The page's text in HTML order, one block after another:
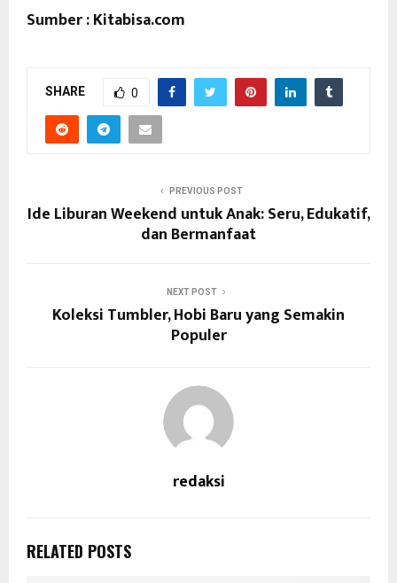
Sumber : Kitabisa.com
SHARE 0
PREVIOUS POST
Ide Liburan Weekend untuk Anak: Seru, Edukatif,
dan Bermanfaat
NEXT POST
Koleksi Tumbler, Hobi Baru yang Semakin
Populer
redaksi
RELATED POSTS